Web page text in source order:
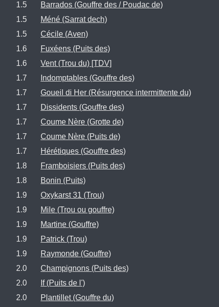
1.5
Barrados (Gouffre des / Poudac de)
1.5
Méné (Sarrat dech)
1.5
Cécile (Aven)
1.6
Fuxéens (Puits des)
1.6
Vent (Trou du) [TDV]
1.7
Indomptables (Gouffre des)
1.7
Goueil di Her (Résurgence intermittente du)
1.7
Dissidents (Gouffre des)
1.7
Coume Nère (Grotte de)
1.7
Coume Nère (Puits de)
1.7
Hérétiques (Gouffre des)
1.8
Framboisiers (Puits des)
1.8
Bonin (Puits)
1.9
Oxykarst 31 (Trou)
1.9
Mile (Trou ou gouffre)
1.9
Martine (Gouffre)
1.9
Patrick (Trou)
1.9
Raymonde (Gouffre)
2.0
Champignons (Puits des)
2.0
If (Puits de l')
2.0
Plantillet (Gouffre du)